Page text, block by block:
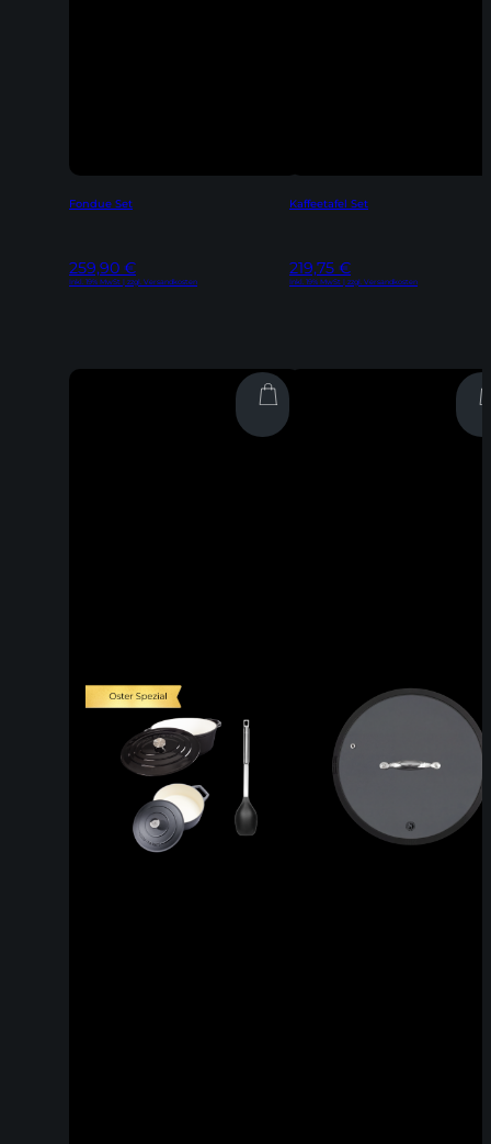
Fondue Set
259,90 €
Inkl. 19% MwSt | zzgl. Versandkosten
Kaffeetafel Set
219,75 €
Inkl. 19% MwSt | zzgl. Versandkosten